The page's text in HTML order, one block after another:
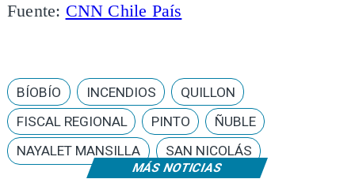
MÁS NOTICIAS
Fuente: CNN Chile País
BÍOBÍO INCENDIOS
QUILLON
FISCAL REGIONAL
PINTO
ÑUBLE
NAYALET MANSILLA
SAN NICOLÁS